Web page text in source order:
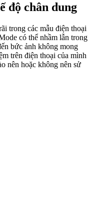
độ chân dung
trong các mẫu điện thoại
có thể nhầm lẫn trong
bức ảnh không mong
trên điện thoại của mình
nên hoặc không nên sử